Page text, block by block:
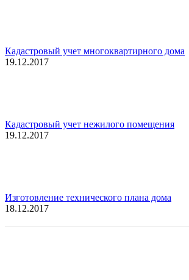
Кадастровый учет многоквартирного дома
19.12.2017
Кадастровый учет нежилого помещения
19.12.2017
Изготовление технического плана дома
18.12.2017